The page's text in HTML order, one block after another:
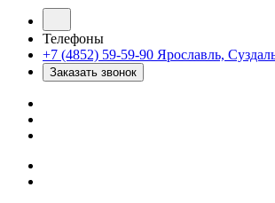
Телефоны
+7 (4852) 59-59-90 Ярославль,
Заказать звонок